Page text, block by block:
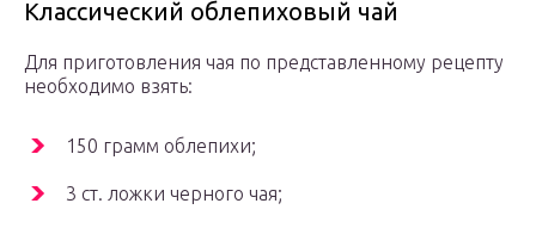
Классический облепиховый чай
Для приготовления чая по представленному рецепту
необходимо взять:
150 грамм облепихи;
3 ст. ложки черного чая;